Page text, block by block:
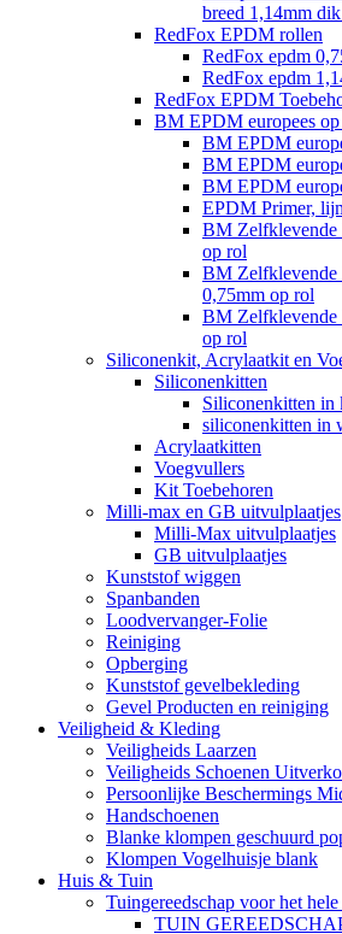
breed 1,14mm
RedFox EPDM rollen
RedFox epdm
RedFox epdm
RedFox EPDM
BM EPDM europees
BM EPDM
BM EPDM
BM EPDM
EPDM Primer,
BM Zelfklevende
op rol
BM Zelfklevende
0,75mm op rol
BM Zelfklevende
op rol
Siliconenkit, Acrylaatkit en
Siliconenkitten
Siliconenkitten in
siliconenkitten in
Acrylaatkitten
Voegvullers
Kit Toebehoren
Milli-max en GB uitvulplaatjes
Milli-Max uitvulplaatjes
GB uitvulplaatjes
Kunststof wiggen
Spanbanden
Loodvervanger-Folie
Reiniging
Opberging
Kunststof gevelbekleding
Gevel Producten en reiniging
Veiligheid & Kleding
Veiligheids Laarzen
Veiligheids Schoenen
Persoonlijke Beschermings
Handschoenen
Blanke klompen geschuurd
Klompen Vogelhuisje blank
Huis & Tuin
Tuingereedschap voor het hele
TUIN